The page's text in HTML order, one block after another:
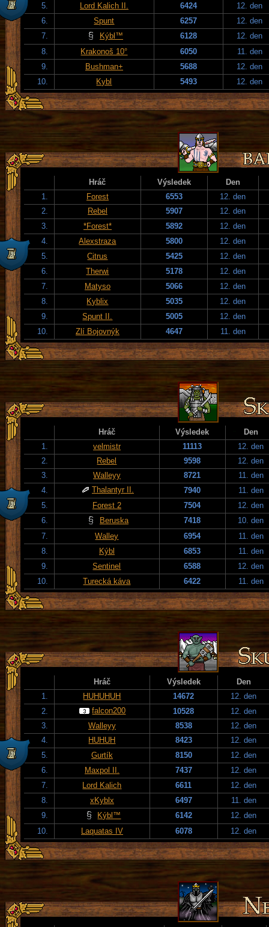
5.
Lord Kalich II. 6424
12. den
6.
Spunt 6257
12. den
7.
Kýbl™ 6128
12. den
8.
Krakonoš 10° 6050
11. den
9.
Bushman+ 5688
12. den
10.
Kybl 5493 12. den
Hráč Výsledek
Den
1.
Forest 6553
12. den
2.
Rebel 5907
12. den
3.
*Forest* 5892
12. den
4.
Alexstraza 5800
12. den
5.
Citrus 5425
12. den
6.
Therwi 5178
12. den
7.
Matyso 5066
12. den
8.
Kyblix 5035
12. den
9.
Spunt II. 5005
12. den
10.
Zlí Bojovnýk 4647 11. den
Hráč Výsledek
Den
1.
velmistr 11113
12. den
2.
Rebel 9598
12. den
3.
Walleyy 8721
11. den
4.
Thalantyr II. 7940
11. den
5.
Forest 2 7504
12. den
6.
Beruska 7418
10. den
7.
Walley 6954
11. den
8.
Kýbl 6853
11. den
9.
Sentinel 6588
12. den
10.
Turecká káva 6422 11. den
Hráč Výsledek
Den
1.
HUHUHUH 14672
12. den
2.
falcon200 10528
12. den
3.
Walleyy 8538
12. den
4.
HUHUH 8423
12. den
5.
Gurtík 8150
12. den
6.
Maxpol II. 7437
12. den
7.
Lord Kalich 6611
12. den
8.
xKyblx 6497
11. den
9.
Kýbl™ 6142
12. den
10.
Laquatas IV 6078 12. den